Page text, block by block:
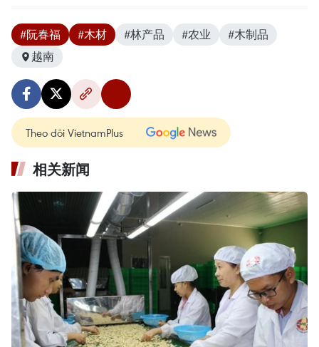
#阮春福 #木材 #林产品 #农业
#木制品
越南
Theo dõi VietnamPlus
相关新闻